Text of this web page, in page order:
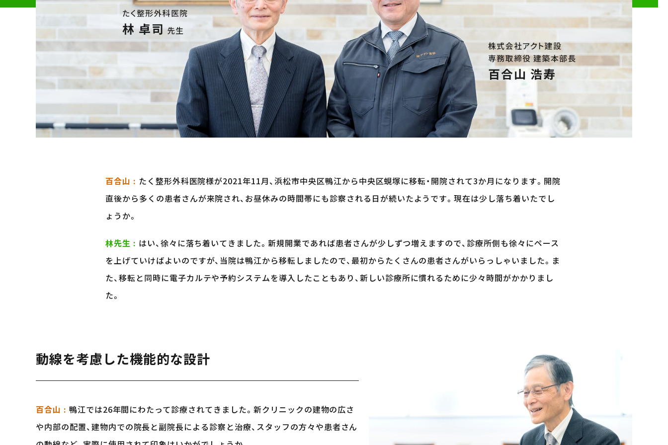
百合山 : たく整形外科医院様が2021年11月、浜松市中央区鴨江から中央区蜆塚に移転・開院されて3か月になります。開院
直後から多くの患者さんが来院され、お昼休みの時間帯にも診察される日が続いたようです。現在は少し落ち着いたでし
ょうか。
林先生 : はい、徐々に落ち着いてきました。新規開業であれば患者さんが少しずつ増えますので、診療所側も徐々にペース
を上げていけばよいのですが、当院は鴨江から移転しましたので、最初からたくさんの患者さんがいらっしゃいました。ま
た、移転と同時に電子カルテや予約システムを導入したこともあり、新しい診療所に慣れるために少々時間がかかりまし
た。
動線を考慮した機能的な設計
百合山 : 鴨江では26年間にわたって診療されてきました。新クリニックの建物の広さ
や内部の配置、建物内での院長と副院長による診察と治療、スタッフの方々や患者さん